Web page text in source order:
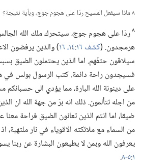
٨ ماذا سيفعل المسيح ردّا على هجوم جوج،‏ وبأية نتيجة؟‏
٨ردّا على هجوم جوج،‏ سيتحرك ملك الله
هرمجدون.‏ (‏كشف ١٦:‏١٤،‏
‏)‏ والذين يرفضون
سيلاقون حتفَهم.‏ اما الذين يحتملون الضيق
فسيجدون راحة دائمة.‏ كتب الرسول بولس في
على دينونة الله البارة،‏ مما يؤدي الى حسبانكم
من اجله تتألمون.‏ ذلك انه برّ من جهة الله ان
ضيقا،‏ اما انتم الذين تعانون الضيق فراحة
من السماء مع ملائكته الاقوياء في نار ملتهبة،‏
يعرفون الله وبمن لايطيعون البشارة عن ربنا
١:‏٥-‏٨
‏.‏